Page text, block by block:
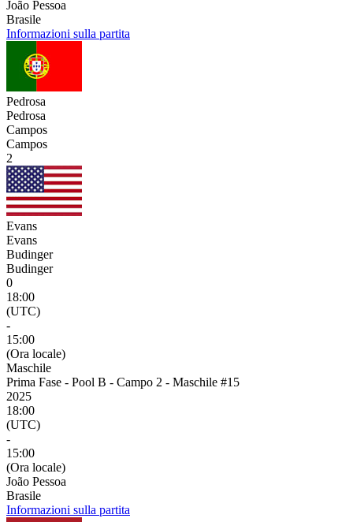
João Pessoa
Brasile
Informazioni sulla partita
Pedrosa
Pedrosa
Campos
Campos
2
Evans
Evans
Budinger
Budinger
0
18:00
(UTC)
-
15:00
(Ora locale)
Maschile
Prima Fase - Pool B - Campo 2 - Maschile #15
2025
18:00
(UTC)
-
15:00
(Ora locale)
João Pessoa
Brasile
Informazioni sulla partita